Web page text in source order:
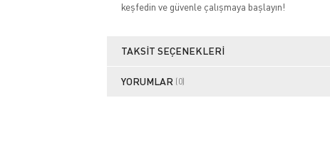
keşfedin ve güvenle çalışmaya başlayın!
TAKSIT SEÇENEKLERI
YORUMLAR (0)